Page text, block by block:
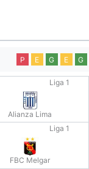
P E G E G
Liga 1
Alianza Lima
Liga 1
FBC Melgar